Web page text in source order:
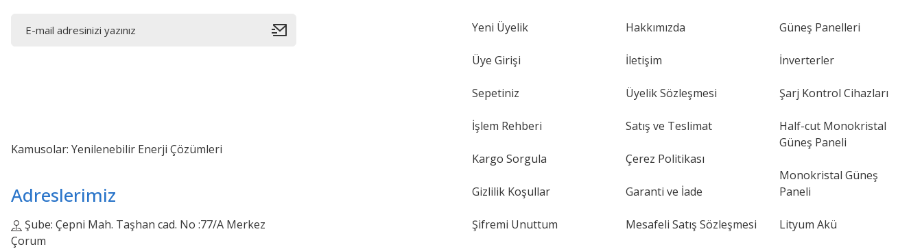
Kamusolar: Yenilenebilir Enerji Çözümleri
Adreslerimiz
Şube: Çepni Mah. Taşhan cad. No :77/A Merkez
Çorum
Yeni Üyelik
Üye Girişi
Sepetiniz
İşlem Rehberi
Kargo Sorgula
Gizlilik Koşullar
Şifremi Unuttum
Hakkımızda
İletişim
Üyelik Sözleşmesi
Satış ve Teslimat
Çerez Politikası
Garanti ve İade
Mesafeli Satış Sözleşmesi
Güneş Panelleri
İnverterler
Şarj Kontrol Cihazları
Half-cut Monokristal
Güneş Paneli
Monokristal Güneş
Paneli
Lityum Akü